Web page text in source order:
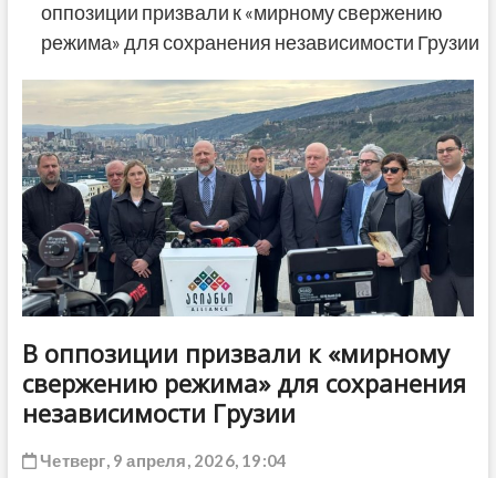
B
t
t
o
n
оппозиции призвали к «мирному свержению
режима» для сохранения независимости Грузии
В оппозиции призвали к «мирному
свержению режима» для сохранения
независимости Грузии
Четверг, 9 апреля, 2026, 19:04